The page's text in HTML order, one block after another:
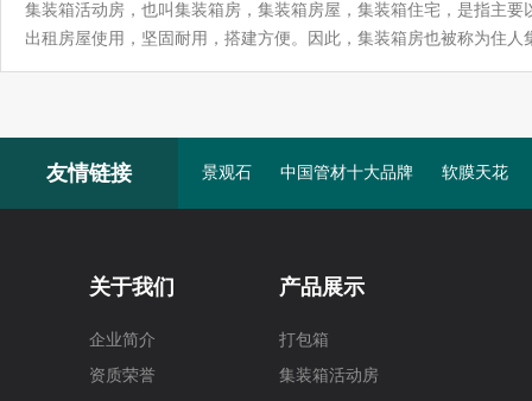
中，它们各有各的特点，人们可以根据自身需求选择适合自己的材料
集装箱活动房，也叫集装箱房，集装箱房屋，集装箱住宅，是指主
出租房屋使用，坚固耐用，搭建方便。因此，集装箱房也被称为住
的压力。焊接箱式，全新焊接式活动房就是近几年流行的住人集装
排。集装箱活动房是一种比较新型的建筑体系，外形酷似集装箱，
里也出现了集装箱活动房的影子。
友情链接 景观石 中国管材十大品牌 软膜天花
关于我们
企业简介
资质荣誉
产品展示
打包箱
集装箱活动房